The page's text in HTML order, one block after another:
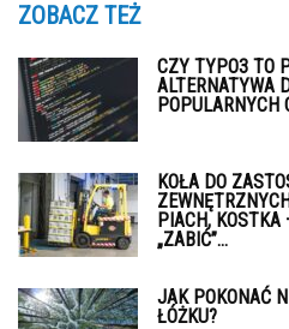
ZOBACZ TEŻ
CZY TYPO3 TO
ALTERNATYWA
POPULARNYCH
KOŁA DO
PIACH, KOSTKA
„ZABIĆ”...
JAK POKONAĆ
ŁÓŻKU?